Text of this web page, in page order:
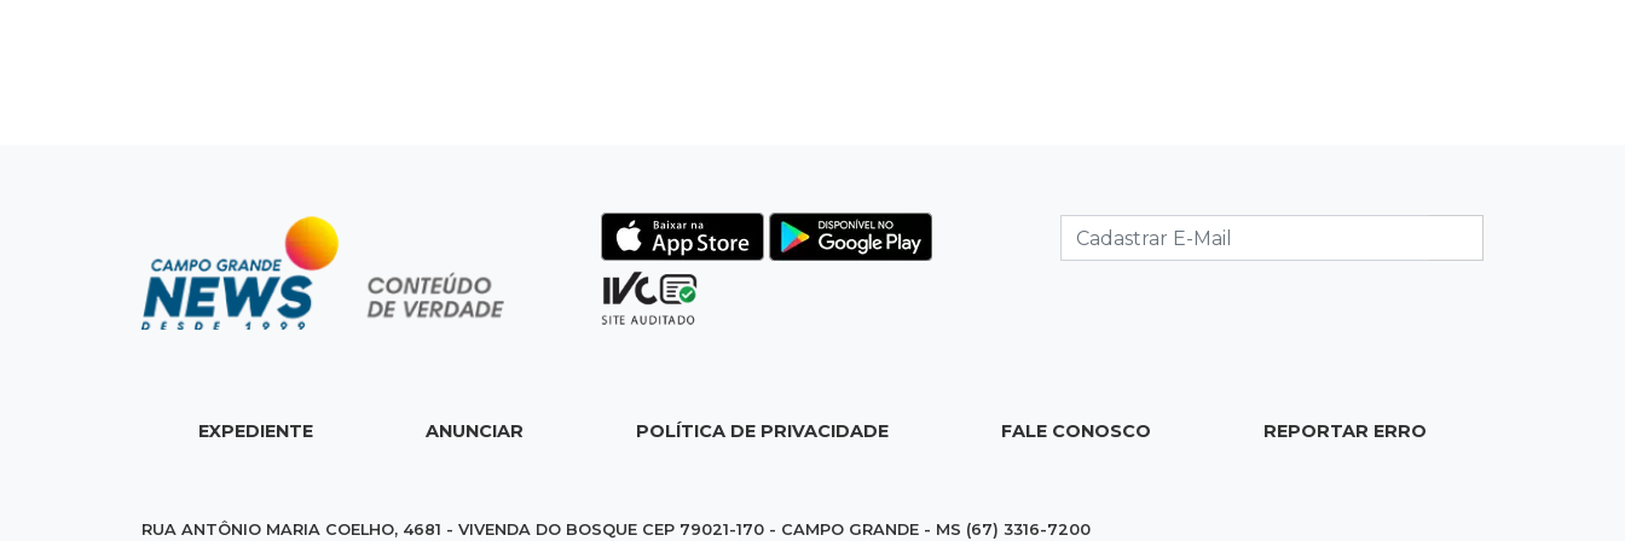
EXPEDIENTE ANUNCIAR POLÍTICA DE PRIVACIDADE FALE CONOSCO REPORTAR ERRO
RUA ANTÔNIO MARIA COELHO, 4681 - VIVENDA DO BOSQUE CEP 79021-170 - CAMPO GRANDE - MS (67) 3316-7200